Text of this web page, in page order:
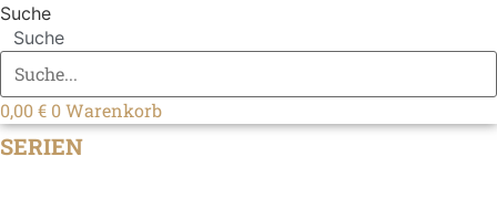
Suche
Suche
0,00€ 0Warenkorb
SERIEN